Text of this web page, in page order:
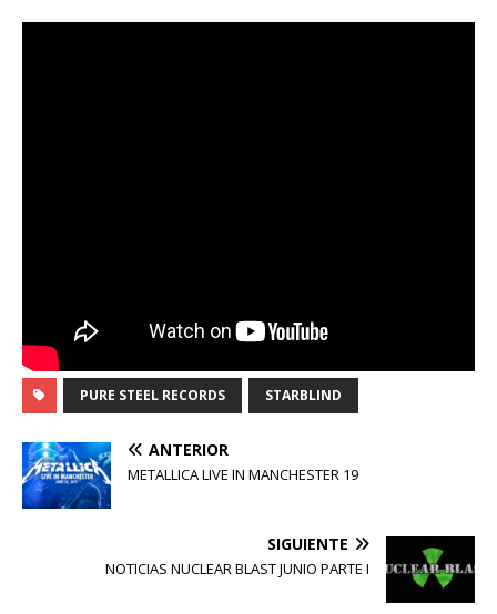
PURE STEEL RECORDS STARBLIND
ANTERIOR
METALLICA LIVE IN MANCHESTER 19
SIGUIENTE
NOTICIAS NUCLEAR BLAST JUNIO PARTE I